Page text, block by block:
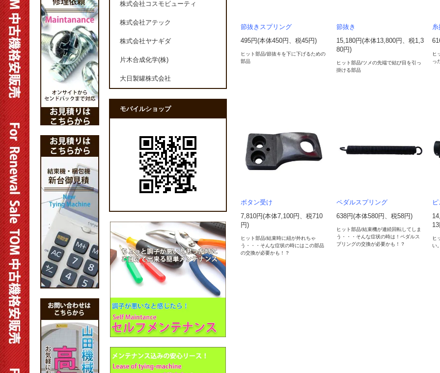
節抜きスプリング
495円(本体450円、税45円)
ヒット部品/節抜キを下に下げるための
部品
節抜き
15,180円(本体13,800円、税1,3
80円)
ヒット部品/ツメの先端で結び目を引っ
掛ける部品
糸
ヒ
っ
ボタン受け
7,810円(本体7,100円、税710
円)
ヒット部品/結束時に紐が外れちゃ
う・・・そんな症状の時にはこの部品
の交換が必要かも！？
ペダルスプリング
638円(本体580円、税58円)
ヒット部品/結束機が連続回転してしま
う・・・そんな症状の時は！ペダルス
プリングの交換が必要かも！？
ヒ
い
株式会社コスモビューティ
株式会社アテック
株式会社ヤナギダ
片木合成化学(株)
大日製罐株式会社
モバイルショップ